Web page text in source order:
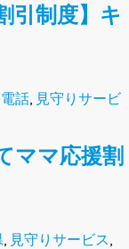
引制度】キ
話, 見守りサービ
ママ応援割
, 見守りサービス,